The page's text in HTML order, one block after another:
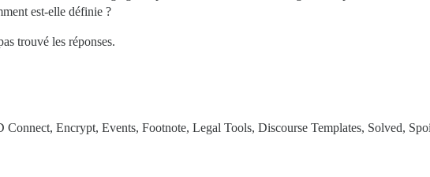
est-elle définie ?
trouvé les réponses.
Connect, Encrypt, Events, Footnote, Legal Tools, Discourse Templates, Solved,